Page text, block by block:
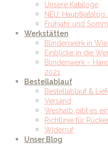
Unsere Kataloge
NEU:
Frühjahr und
Werkstätten
Blindenwerk in
Einblicke in die
Blindenwerk –
2021
Bestellablauf
Bestellablauf &
Versand
Weshalb gibt es
Richtlinie für
Widerruf
Unser Blog